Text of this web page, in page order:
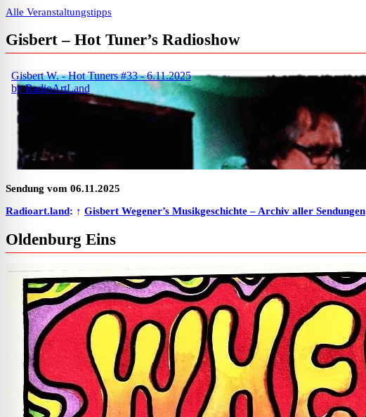
Alle Veranstaltungstipps
Gisbert – Hot Tuner’s Radioshow
Sendung vom 06.11.2025
Radioart.land: ↑ Gisbert Wegener’s Musikgeschichte – Archiv aller Sendungen
Oldenburg Eins